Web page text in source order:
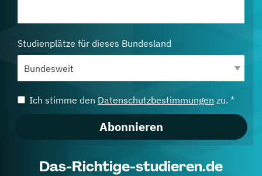
Studienplätze für dieses Bundesland
Ich stimme den Datenschutzbestimmungen zu. *
Abonnieren
Das-Richtige-studieren.de